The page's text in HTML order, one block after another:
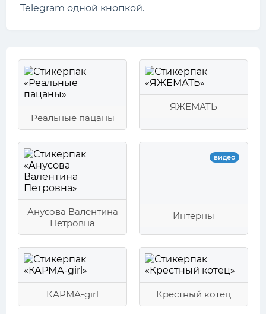
Telegram одной кнопкой.
Реальные пацаны
ЯЖЕМАТЬ
Анусова Валентина
Петровна
видео
Интерны
КАРМА-girl Крестный котец